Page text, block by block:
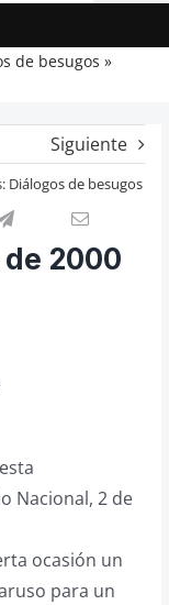
de besugos
Siguiente
Diálogos de besugos
2000
Nacional, 2 de
ocasión un
para un